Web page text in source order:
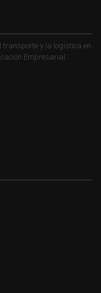
transporte y la logística en
Empresarial.